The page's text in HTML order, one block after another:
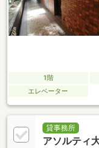
1階
エレベーター
貸事務所
アソルティ